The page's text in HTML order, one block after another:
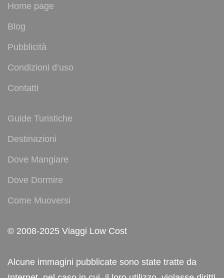
Home page
Blog
Pubblicità
Condizioni d’uso
Contatti
Guide Turistiche
Destinazioni
Dove Mangiare
Dove Dormire
Come Muoversi
© 2008-2025 Viaggi Low Cost
Alcune immagini pubblicate sono state tratte da